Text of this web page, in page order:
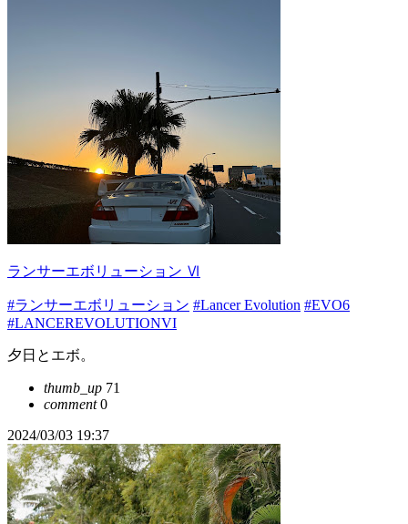
ランサーエボリューション Ⅵ
#ランサーエボリューション #Lancer Evolution #EVO6
#LANCEREVOLUTIONVI
夕日とエボ。
thumb_up 71
comment0
2024/03/03 19:37